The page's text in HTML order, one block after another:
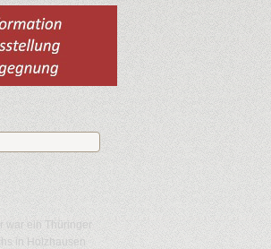
war ein Thüringer
in Holzhausen